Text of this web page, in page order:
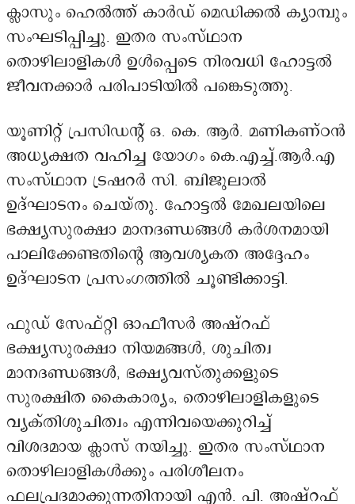
ക്ലാസും ഹെൽത്ത് കാർഡ് മെഡിക്കൽ ക്യാമ്പും
സംഘടിപ്പിച്ചു. ഇതര സംസ്ഥാന
തൊഴിലാളികൾ ഉൾപ്പെടെ നിരവധി ഹോട്ടൽ
ജീവനക്കാർ പരിപാടിയിൽ പങ്കെടുത്തു.
യൂണിറ്റ് പ്രസിഡന്റ് ഒ. കെ. ആർ. മണികണ്ഠൻ
അധ്യക്ഷത വഹിച്ച യോഗം കെ.എച്ച്.ആർ.എ
സംസ്ഥാന ട്രഷറർ സി. ബിജുലാൽ
ഉദ്ഘാടനം ചെയ്തു. ഹോട്ടൽ മേഖലയിലെ
ഭക്ഷ്യസുരക്ഷാ മാനദണ്ഡങ്ങൾ കർശനമായി
പാലിക്കേണ്ടതിന്റെ ആവശ്യകത അദ്ദേഹം
ഉദ്ഘാടന പ്രസംഗത്തിൽ ചൂണ്ടിക്കാട്ടി.
ഫുഡ് സേഫ്റ്റി ഓഫീസർ അഷ്റഫ്
ഭക്ഷ്യസുരക്ഷാ നിയമങ്ങൾ, ശുചിത്വ
മാനദണ്ഡങ്ങൾ, ഭക്ഷ്യവസ്തുക്കളുടെ
സുരക്ഷിത കൈകാര്യം, തൊഴിലാളികളുടെ
വ്യക്തിശുചിത്വം എന്നിവയെക്കുറിച്ച്
വിശദമായ ക്ലാസ് നയിച്ചു. ഇതര സംസ്ഥാന
തൊഴിലാളികൾക്കും പരിശീലനം
ഫലപ്രദമാക്കുന്നതിനായി എൻ. പി. അഷ്റഫ്